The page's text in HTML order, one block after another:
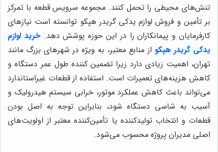
تنش‌های محیطی را تحمل کنند. مجموعه سرویس قطعه با تمرکز
بر تأمین و فروش لوازم يدكى گريدر هپكو توانسته است نیازهای
کارفرمایان و پیمانکاران را در این حوزه پوشش دهد.خرید لوازم
يدكى گريدر هپكو از منابع معتبر، به ویژه در شهرهای بزرگ مانند
تهران، اهمیت زیادی دارد زیرا تضمین کننده طول عمر دستگاه و
کاهش هزینه‌های تعمیرات است. استفاده از قطعات غیراستاندارد
می‌تواند باعث کاهش عملکرد موتور، خرابی سیستم هیدرولیک و
آسیب به شاسی دستگاه شود، بنابراین توجه به اصل بودن
قطعات و انتخاب تولیدکننده یا تأمین‌کننده معتبر از اولویت‌های
اصلی مدیران پروژه محسوب می‌شود.